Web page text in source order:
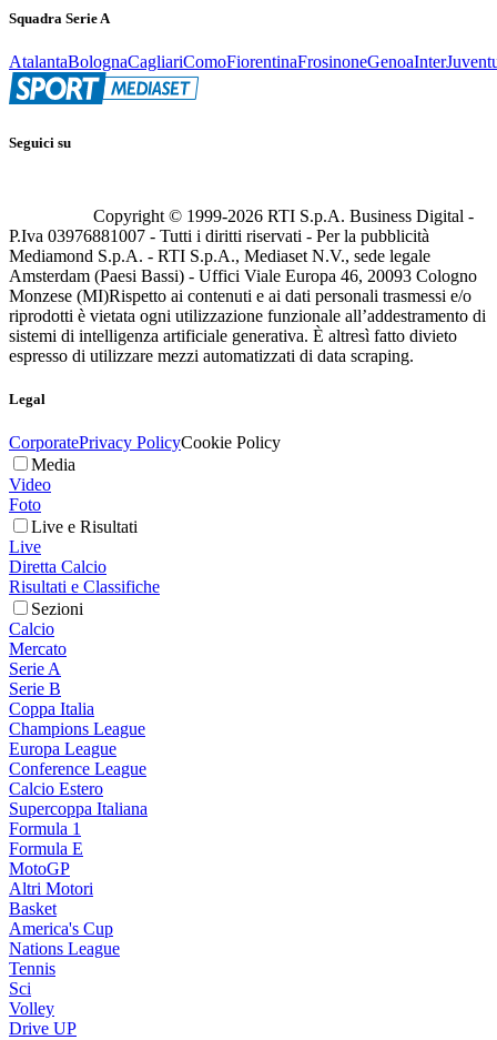
Squadra Serie A
AtalantaBolognaCagliariComoFiorentinaFrosinoneGenoaInter
Seguici su
Copyright © 1999-2026 RTI S.p.A. Business Digital -
P.Iva 03976881007 - Tutti i diritti riservati - Per la pubblicità
Mediamond S.p.A. - RTI S.p.A., Mediaset N.V., sede legale
Amsterdam (Paesi Bassi) - Uffici Viale Europa 46, 20093 Cologno
Monzese (MI)Rispetto ai contenuti e ai dati personali trasmessi e/o
riprodotti è vietata ogni utilizzazione funzionale all’addestramento di
sistemi di intelligenza artificiale generativa. È altresì fatto divieto
espresso di utilizzare mezzi automatizzati di data scraping.
Legal
CorporatePrivacy PolicyCookie Policy
Media
Video
Foto
Live e Risultati
Live
Diretta Calcio
Risultati e Classifiche
Sezioni
Calcio
Mercato
Serie A
Serie B
Coppa Italia
Champions League
Europa League
Conference League
Calcio Estero
Supercoppa Italiana
Formula 1
Formula E
MotoGP
Altri Motori
Basket
America's Cup
Nations League
Tennis
Sci
Volley
Drive UP